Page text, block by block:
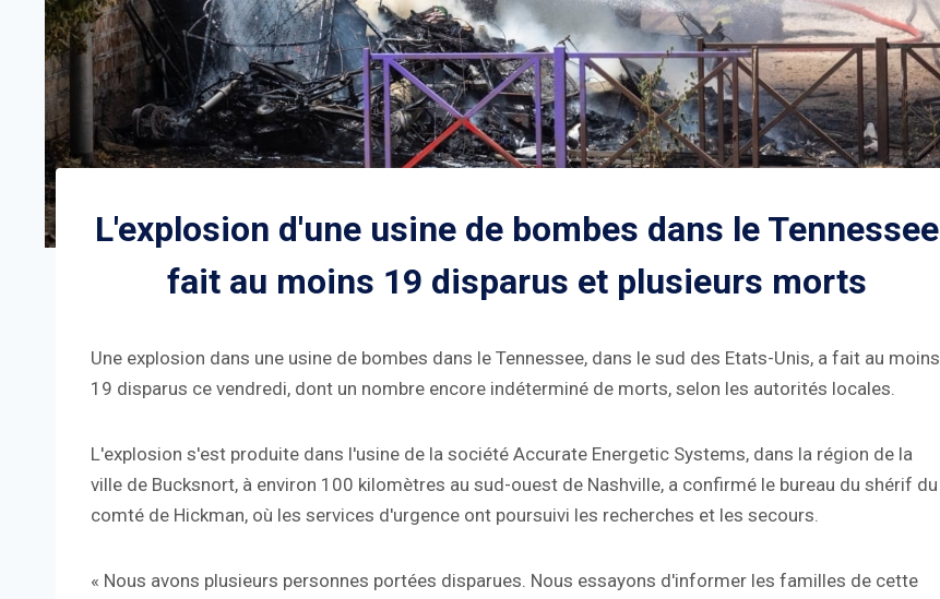
L'explosion d'une usine de bombes dans le Tennessee
fait au moins 19 disparus et plusieurs morts
Une explosion dans une usine de bombes dans le Tennessee, dans le sud des Etats-Unis, a fait au moins
19 disparus ce vendredi, dont un nombre encore indéterminé de morts, selon les autorités locales.
L'explosion s'est produite dans l'usine de la société Accurate Energetic Systems, dans la région de la
ville de Bucksnort, à environ 100 kilomètres au sud-ouest de Nashville, a confirmé le bureau du shérif du
comté de Hickman, où les services d'urgence ont poursuivi les recherches et les secours.
« Nous avons plusieurs personnes portées disparues. Nous essayons d'informer les familles de cette